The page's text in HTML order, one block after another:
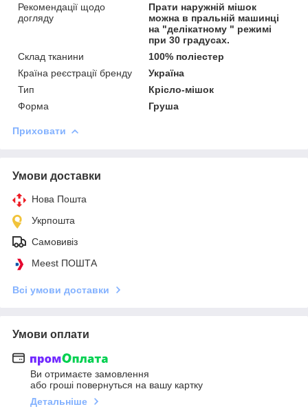
Рекомендації щодо
догляду
Прати наружній мішок
можна в пральній машинці
на "делікатному " режимі
при 30 градусах.
Склад тканини
100% поліестер
Країна реєстрації бренду
Україна
Тип
Крісло-мішок
Форма
Груша
Приховати
Умови доставки
Нова Пошта
Укрпошта
Самовивіз
Meest ПОШТА
Всі умови доставки
Умови оплати
Ви отримаєте замовлення
або гроші повернуться на вашу картку
Детальніше